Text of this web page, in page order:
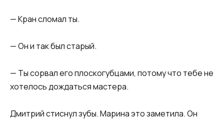
— Кран сломал ты.
— Он и так был старый.
— Ты сорвал его плоскогубцами, потому что тебе не
хотелось дождаться мастера.
Дмитрий стиснул зубы. Марина это заметила. Он